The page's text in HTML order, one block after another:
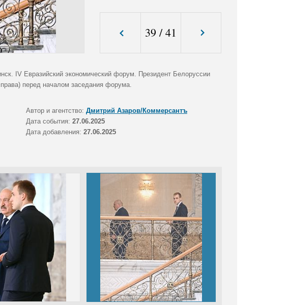
39 /41
IV Евразийский экономический форум. Президент Белоруссии
перед началом заседания форума.
Автор и агентство: Дмитрий Азаров/Коммерсантъ
Дата события: 27.06.2025
Дата добавления: 27.06.2025